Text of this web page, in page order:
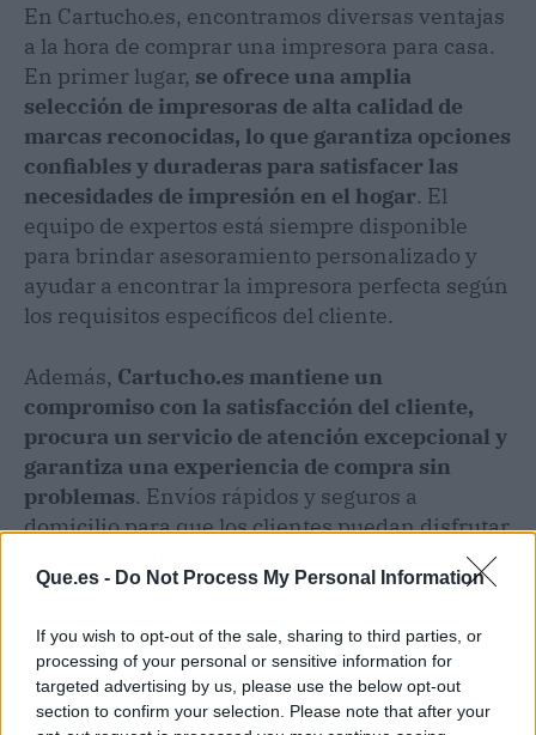
Que.es - Do Not Process My Personal Information
If you wish to opt-out of the sale, sharing to third parties, or
processing of your personal or sensitive information for
targeted advertising by us, please use the below opt-out
section to confirm your selection. Please note that after your
En Cartucho.es, encontramos diversas ventajas
a la hora de comprar una impresora para casa.
En primer lugar, se ofrece una amplia
selección de impresoras de alta calidad de
marcas reconocidas, lo que garantiza opciones
confiables y duraderas para satisfacer las
necesidades de impresión en el hogar. El
equipo de expertos está siempre disponible
para brindar asesoramiento personalizado y
ayudar a encontrar la impresora perfecta según
los requisitos específicos del cliente.
Además, Cartucho.es mantiene un
compromiso con la satisfacción del cliente,
procura un servicio de atención excepcional y
garantiza una experiencia de compra sin
problemas. Envíos rápidos y seguros a
domicilio para que los clientes puedan disfrutar
evaluar cuidadosamente las necesidades de
impresión, considerar la calidad y
disponibilidad de los consumibles, así como